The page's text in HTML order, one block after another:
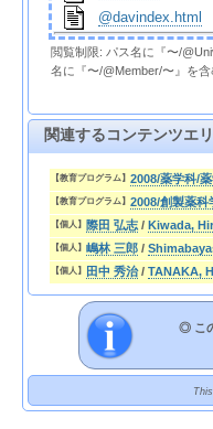
@davindex.html
閲覧制限: パス名に『〜/
名に『〜/@Member/〜』を
関連するコンテンツエ
【教育プログラム】 2008/薬学科/
【教育プログラム】 2008/創製薬科
【個人】 際田 弘志 / Kiwada,
【個人】 嶋林 三郎 /
【個人】 田中 秀治/ TANAKA,
◎ こ